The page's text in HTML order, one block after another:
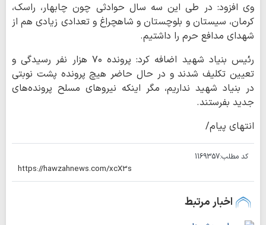
وی افزود: در طی این سه سال حوادثی چون چابهار، راسک،
کرمان، سیستان و بلوچستان و شاهچراغ و تعدادی زیادی هم از
شهدای مدافع حرم را داشتیم.
رئیس بنیاد شهید اضافه کرد: پرونده ۷۰ هزار نفر رسیدگی و
تعیین تکلیف شدند و در حال حاضر هیچ پرونده پشت نوبتی
در بنیاد شهید نداریم، مگر اینکه نیروهای مسلح پرونده‌های
جدید بفرستند.
انتهای پیام/
کد مطلب:1169357
اخبار مرتبط